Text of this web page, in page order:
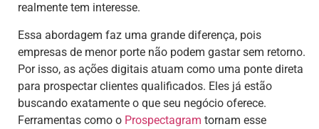
realmente tem interesse.
Essa abordagem faz uma grande diferença, pois
empresas de menor porte não podem gastar sem retorno.
Por isso, as ações digitais atuam como uma ponte direta
para prospectar clientes qualificados. Eles já estão
buscando exatamente o que seu negócio oferece.
Ferramentas como o Prospectagram tornam esse